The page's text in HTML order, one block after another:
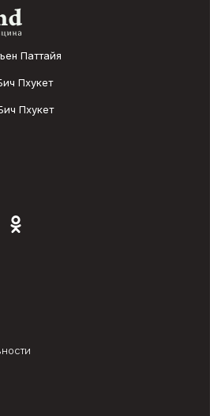
Паттайя
Пхукет
Пхукет